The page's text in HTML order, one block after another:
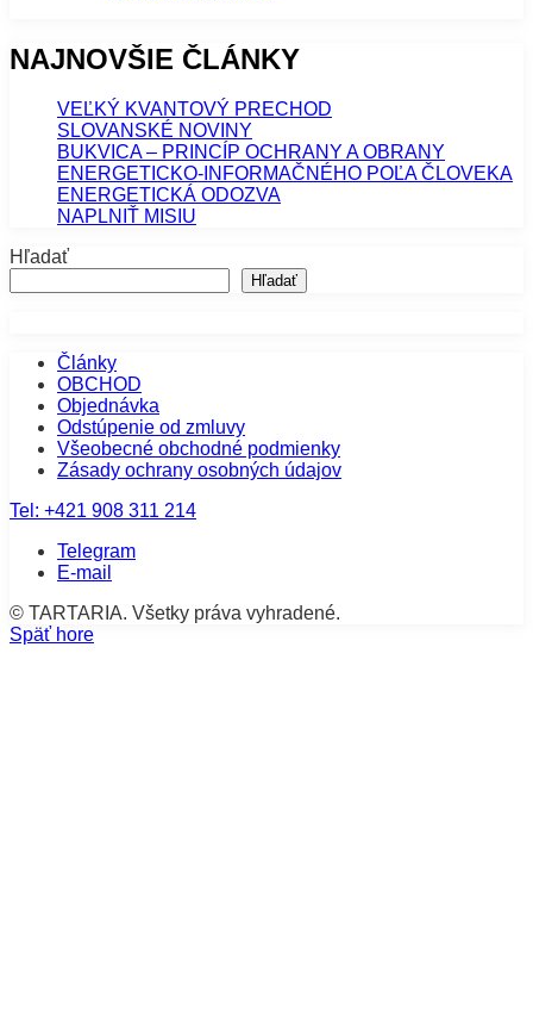
NAJNOVŠIE ČLÁNKY
VEĽKÝ KVANTOVÝ PRECHOD
SLOVANSKÉ NOVINY
BUKVICA – PRINCÍP OCHRANY A OBRANY
ENERGETICKO-INFORMAČNÉHO POĽA ČLOVEKA
ENERGETICKÁ ODOZVA
NAPLNIŤ MISIU
Hľadať
Hľadať
Články
OBCHOD
Objednávka
Odstúpenie od zmluvy
Všeobecné obchodné podmienky
Zásady ochrany osobných údajov
Tel: +421 908 311 214
Telegram
E-mail
© TARTARIA. Všetky práva vyhradené.
Späť hore